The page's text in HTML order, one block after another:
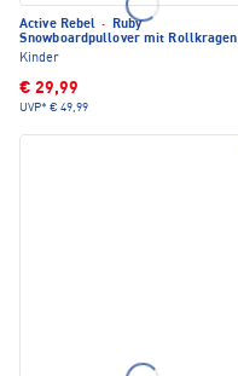
Active Rebel ·
Ruby
Snowboardpullover mit Rollkragen
Kinder
€ 29,99
UVP* € 49,99